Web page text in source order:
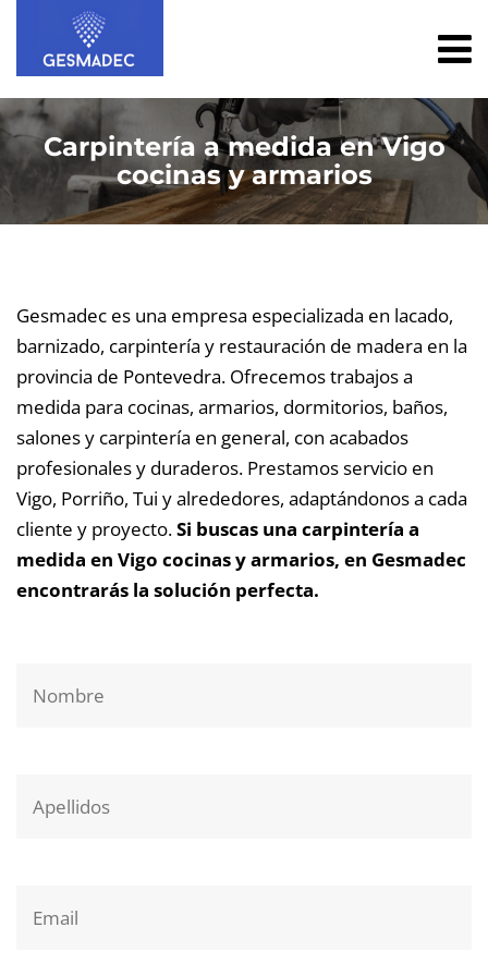
Carpintería a medida en Vigo
cocinas y armarios
Gesmadec es una empresa especializada en lacado,
barnizado, carpintería y restauración de madera en la
provincia de Pontevedra. Ofrecemos trabajos a
medida para cocinas, armarios, dormitorios, baños,
salones y carpintería en general, con acabados
profesionales y duraderos. Prestamos servicio en
Vigo, Porriño, Tui y alrededores, adaptándonos a cada
cliente y proyecto.Si buscas una carpintería a
medida en Vigo cocinas y armarios, en Gesmadec
encontrarás la solución perfecta.